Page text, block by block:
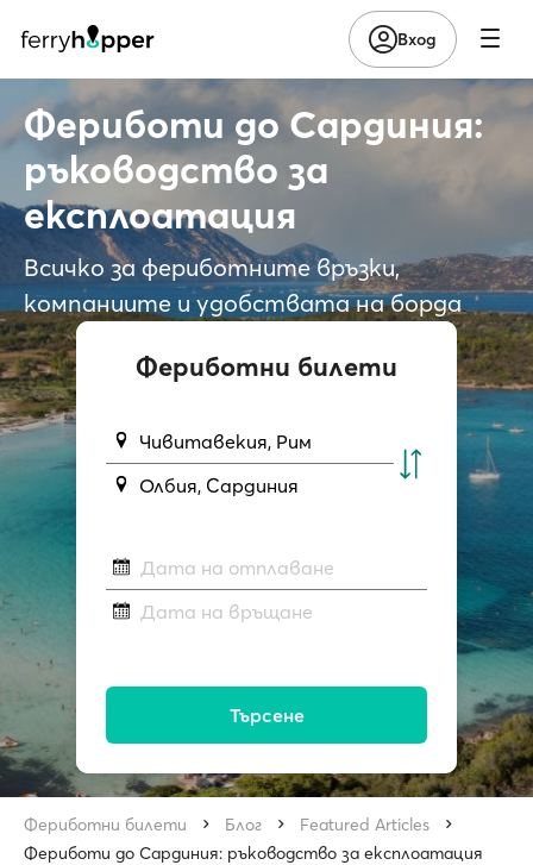
Вход
Фериботи до Сардиния:
ръководство за
експлоатация
Всичко за фериботните връзки,
компаниите и удобствата на борда
Фериботни билети
Чивитавекия, Рим
Олбия, Сардиния
Дата на отплаване
Дата на връщане
Търсене
Фериботни билети Блог
Featured Articles
Фериботи до Сардиния: ръководство за експлоатация